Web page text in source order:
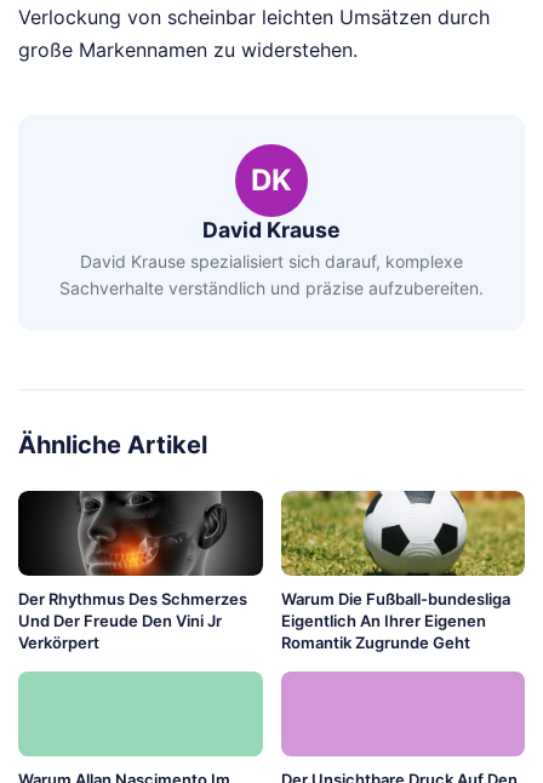
Verlockung von scheinbar leichten Umsätzen durch
große Markennamen zu widerstehen.
DK
David Krause
David Krause spezialisiert sich darauf, komplexe
Sachverhalte verständlich und präzise aufzubereiten.
Ähnliche Artikel
Der Rhythmus Des Schmerzes
Und Der Freude Den Vini Jr
Verkörpert
Warum Die Fußball-bundesliga
Eigentlich An Ihrer Eigenen
Romantik Zugrunde Geht